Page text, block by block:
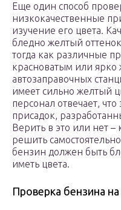
Еще один способ
низкокачественные
изучение его цвета.
бледно желтый
тогда как различные
красноватым или ярко
автозаправочных
имеет сильно желтый
персонал отвечает,
присадок,
Верить в это или нет
решить
бензин должен быть
иметь цвета.
Проверка бензина